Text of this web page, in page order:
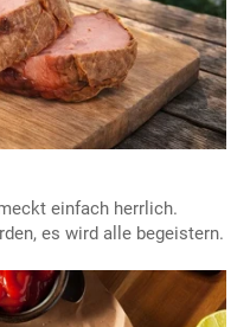
einfach herrlich.
es wird alle begeistern.